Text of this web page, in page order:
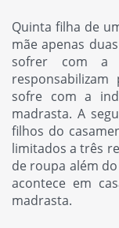
Quinta filha de
mãe apenas
sofrer com a
sofre com a
madrasta. A
filhos do
limitados a três
de roupa além
acontece em
madrasta.